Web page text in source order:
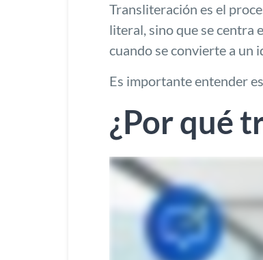
Transliteración es el
literal, sino que se centra
cuando se convierte a un
Es importante entender
¿Por qué